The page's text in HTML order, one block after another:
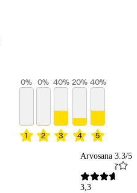
1
0%
2
0%
3
40%
4
20%
5
40%
Arvosana 3.3/5
3,3